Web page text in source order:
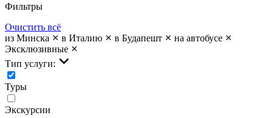
Фильтры
Очистить всё
из Минска
в Италию в Будапешт
на автобусе
Эксклюзивные
Тип услуги:
Туры
Экскурсии